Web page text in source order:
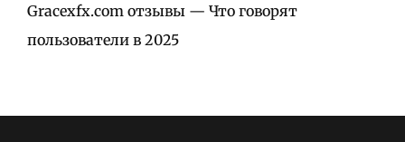
Gracexfx.com отзывы — Что говорят
пользователи в 2025